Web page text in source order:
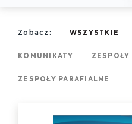
Zobacz: WSZYSTKIE
KOMUNIKATY ZESPOŁY
ZESPOŁY PARAFIALNE